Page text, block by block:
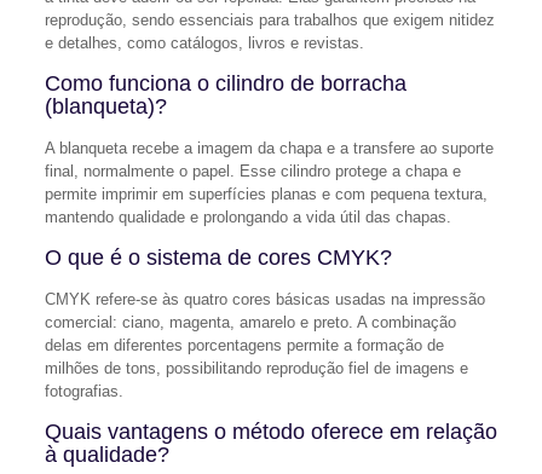
reprodução, sendo essenciais para trabalhos que exigem nitidez
e detalhes, como catálogos, livros e revistas.
Como funciona o cilindro de borracha
(blanqueta)?
A blanqueta recebe a imagem da chapa e a transfere ao suporte
final, normalmente o papel. Esse cilindro protege a chapa e
permite imprimir em superfícies planas e com pequena textura,
mantendo qualidade e prolongando a vida útil das chapas.
O que é o sistema de cores CMYK?
CMYK refere-se às quatro cores básicas usadas na impressão
comercial: ciano, magenta, amarelo e preto. A combinação
delas em diferentes porcentagens permite a formação de
milhões de tons, possibilitando reprodução fiel de imagens e
fotografias.
Quais vantagens o método oferece em relação
à qualidade?